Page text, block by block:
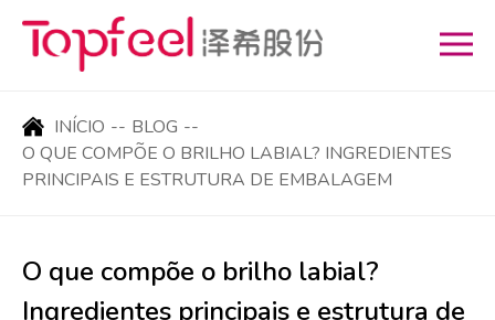
INÍCIO -- BLOG --
O QUE COMPÕE O BRILHO LABIAL? INGREDIENTES
PRINCIPAIS E ESTRUTURA DE EMBALAGEM
O que compõe o brilho labial?
Ingredientes principais e estrutura de